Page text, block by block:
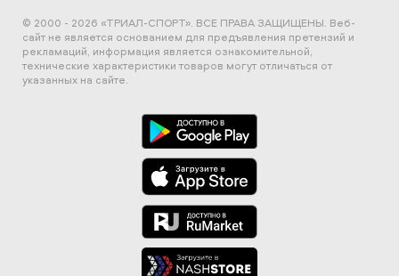
© 2000 - 2026 «ТРИАЛ-СПОРТ». ВСЕ ПРАВА ЗАЩИЩЕНЫ. Веб-
сайт не является основанием для предъявления претензий и
рекламаций, информация является ознакомительной,
технические характеристики товаров могут отличаться от
указанных на сайте.